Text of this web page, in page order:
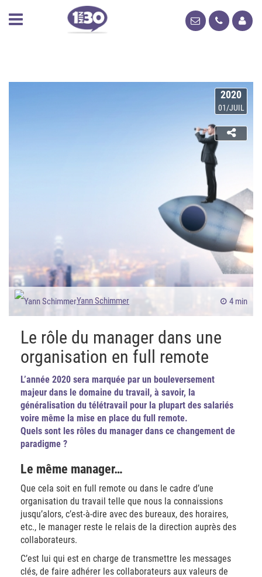
2020
01/JUIL
Yann Schimmer 4 min
Le rôle du manager dans une
organisation en full remote
L’année 2020 sera marquée par un bouleversement
majeur dans le domaine du travail, à savoir, la
généralisation du télétravail pour la plupart des salariés
voire même la mise en place du full remote.
Quels sont les rôles du manager dans ce changement de
paradigme ?
Le même manager…
Que cela soit en full remote ou dans le cadre d’une
organisation du travail telle que nous la connaissions
jusqu’alors, c’est-à-dire avec des bureaux, des horaires,
etc., le manager reste le relais de la direction auprès des
collaborateurs.
C’est lui qui est en charge de transmettre les messages
clés, de faire adhérer les collaborateurs aux valeurs de